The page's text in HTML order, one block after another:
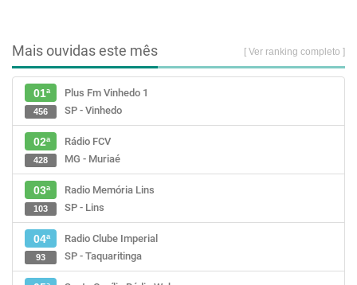
Mais ouvidas este mês [ Ver ranking completo ]
01ª
Plus Fm Vinhedo 1
SP - Vinhedo
456
02ª
Rádio FCV
MG - Muriaé
428
03ª
Radio Memória Lins
SP - Lins
103
04ª
Radio Clube Imperial
SP - Taquaritinga
93